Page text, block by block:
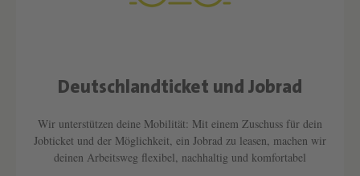
Text überspringen
Deutschlandticket und Jobrad
Wir unterstützen deine Mobilität: Mit einem Zuschuss für dein
Jobticket und der Möglichkeit, ein Jobrad zu leasen, machen wir
deinen Arbeitsweg flexibel, nachhaltig und komfortabel